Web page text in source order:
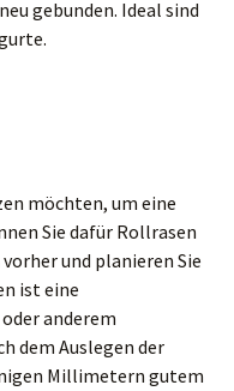
gebunden. Ideal sind
möchten, um eine
Sie dafür Rollrasen
und planieren Sie
ist eine
anderem
dem Auslegen der
Millimetern gutem